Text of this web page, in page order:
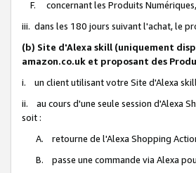
F. concernant les Produits
iii. dans les 180 jours suivant l'achat, le
(b) Site d'Alexa skill (uniquement
amazon.co.uk et proposant des
i. un client utilisant votre Site d'Alexa
ii. au cours d'une seule session d'Alexa
soit :
A. retourne de l'Alexa Shopping
B. passe une commande via Alexa